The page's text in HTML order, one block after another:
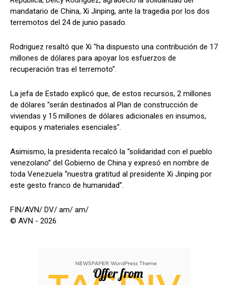
mandatario de China, Xi Jinping, ante la tragedia por los dos
terremotos del 24 de junio pasado.
Rodriguez resaltó que Xi "ha dispuesto una contribución de 17
millones de dólares para apoyar los esfuerzos de
recuperación tras el terremoto".
La jefa de Estado explicó que, de estos recursos, 2 millones
de dólares "serán destinados al Plan de construcción de
viviendas y 15 millones de dólares adicionales en insumos,
equipos y materiales esenciales".
Asimismo, la presidenta recalcó la “solidaridad con el pueblo
venezolano” del Gobierno de China y expresó en nombre de
toda Venezuela “nuestra gratitud al presidente Xi Jinping por
este gesto franco de humanidad”.
FIN/AVN/ DV/ am/ am/
© AVN - 2026